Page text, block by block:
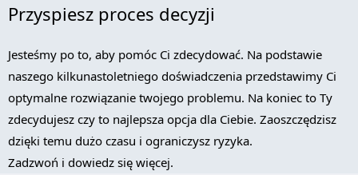
Przyspiesz proces decyzji
Jesteśmy po to, aby pomóc Ci zdecydować. Na podstawie
naszego kilkunastoletniego doświadczenia przedstawimy Ci
optymalne rozwiązanie twojego problemu. Na koniec to Ty
zdecydujesz czy to najlepsza opcja dla Ciebie. Zaoszczędzisz
dzięki temu dużo czasu i ograniczysz ryzyka.
Zadzwoń i dowiedz się więcej.